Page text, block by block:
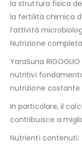
la struttura fisica
la fertilità chimica
l’attività
Nutrizione
YaraSuna
nutritivi
nutrizione
In particolare, il
contribuisce a
Nutrienti contenuti: